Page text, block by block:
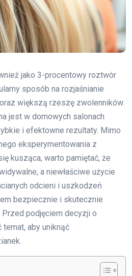
jako 3-procentowy roztwór
sposób na rozjaśnianie
większą rzeszę zwolenników.
jest w domowych salonach
i efektowne rezultaty. Mimo
eksperymentowania z
kusząca, warto pamiętać, że
a niewłaściwe użycie
odcieni i uszkodzeń
bezpiecznie i skutecznie
podjęciem decyzji o
temat, aby uniknąć